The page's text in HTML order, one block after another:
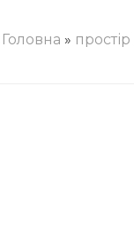
Головна » простір